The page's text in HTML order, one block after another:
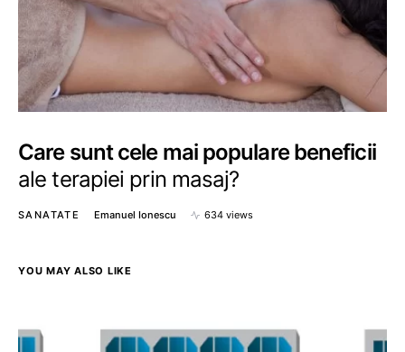
Care sunt cele mai populare beneficii
ale terapiei prin masaj?
SANATATE Emanuel Ionescu 634 views
YOU MAY ALSO LIKE